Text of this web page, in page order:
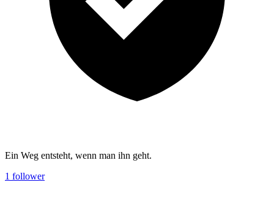
Ein Weg entsteht, wenn man ihn geht.
1 follower